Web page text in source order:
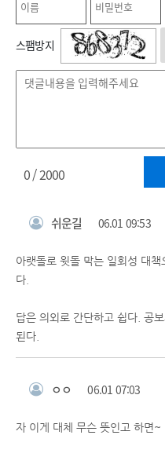
스팸방지
0/ 2000
쉬운길 06.01 09:53
아랫돌로 윗돌 막는 일회성 대
다.
답은 의외로 간단하고 쉽다. 공
된다.
ㅇㅇ 06.01 07:03
자 이게 대체 무슨 뜻인고 하면~